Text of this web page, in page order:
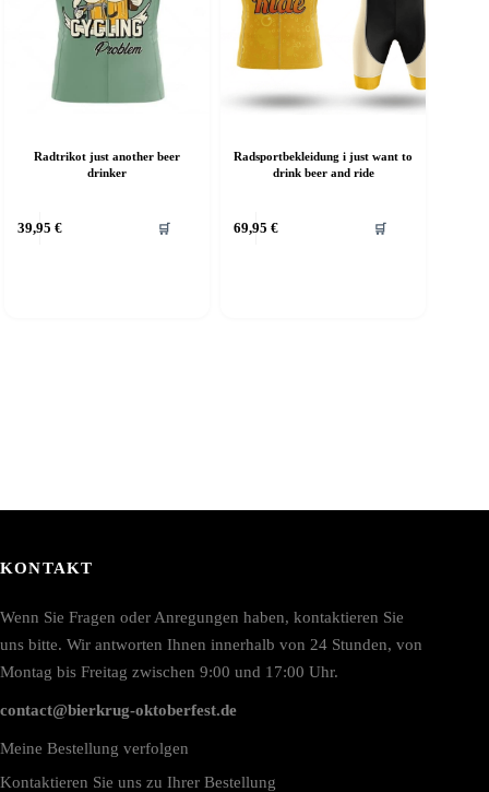
Radtrikot just another beer
drinker
39,95 € 🛒
Radsportbekleidung i just want to
drink beer and ride
69,95 € 🛒
KONTAKT
Wenn Sie Fragen oder Anregungen haben, kontaktieren Sie
uns bitte. Wir antworten Ihnen innerhalb von 24 Stunden, von
Montag bis Freitag zwischen 9:00 und 17:00 Uhr.
contact@bierkrug-oktoberfest.de
Meine Bestellung verfolgen
Kontaktieren Sie uns zu Ihrer Bestellung